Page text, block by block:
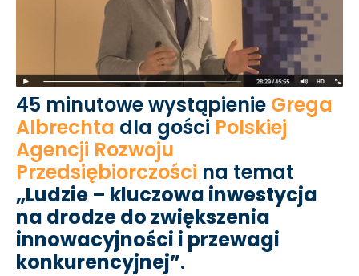
45 minutowe wystąpienie Grega
Albrechta dla gości Polskiej
Agencji Rozwoju
Przedsiębiorczości na temat
„Ludzie – kluczowa inwestycja
na drodze do zwiększenia
innowacyjności i przewagi
konkurencyjnej”.